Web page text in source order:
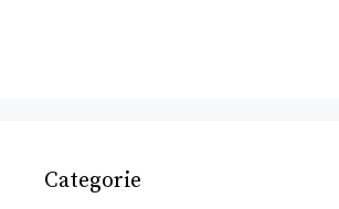
Categorie